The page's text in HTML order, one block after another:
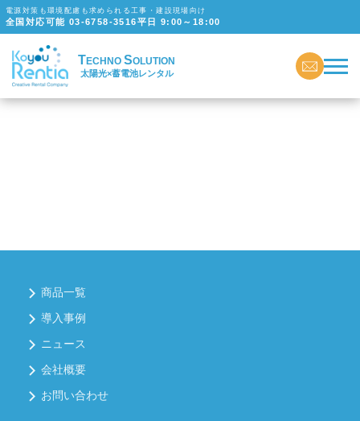
電源対策も環境配慮も求められる工事・建設現場向け
全国対応可能 03-6758-3516平日 9:00～18:00
TECHNO SOLUTION
太陽光×蓄電池レンタル
商品一覧
導入事例
ニュース
会社概要
お問い合わせ